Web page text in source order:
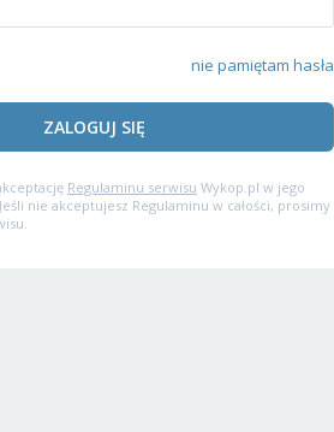
nie pamiętam hasła
ZALOGUJ SIĘ
Regulaminu serwisu Wykop.pl w jego
nie akceptujesz Regulaminu w całości, prosimy